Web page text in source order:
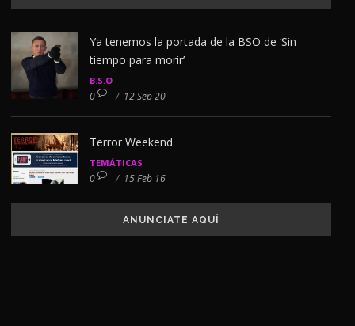
Ya tenemos la portada de la BSO de ‘Sin
tiempo para morir’
B.S.O
0 / 12 Sep 20
Terror Weekend
TEMÁTICAS
0 / 15 Feb 16
ANUNCIATE AQUÍ